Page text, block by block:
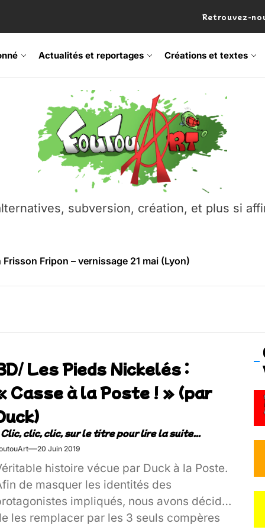
Retrouvez-
Actualités et reportages Créations et textes
subversion, création, et plus si
Frisson Fripon – vernissage 21 mai (Lyon)
Festival – Samedi 18 juillet (Vaulx-en-Velin)
– Ŝtono, un livre réalisé par Michaël Moretti & Pierre Lacôte
contre l’A412 à l’Établi (Haute-Savoie)
Fripon – vernissage 21 mai (Lyon)
Festival – Samedi 18 juillet (Vaulx-en-Velin)
Les Pieds Nickelés :
Casse à la Poste ! » (par
20 Juin 2019
histoire vécue par Duck à la Poste.
de masquer les identités des
impliqués, nous avons décidé
les remplacer par les 3 seuls compères